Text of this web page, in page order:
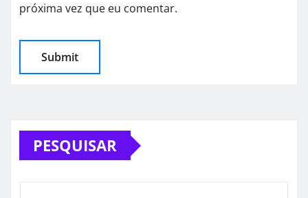
próxima vez que eu comentar.
PESQUISAR